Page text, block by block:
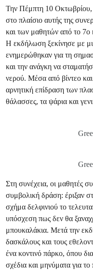
Την Πέμπτη 10
στο πλαίσιο αυτής της
και των μαθητών από το 7ο
Η εκδήλωση ξεκίνησε με
ενημερώθηκαν για τη
και την ανάγκη να
νερού. Μέσα από βίντεο
αρνητική επίδραση των
θάλασσες, τα ψάρια και
Στη συνέχεια, οι μαθητές
συμβολική δράση: έριξαν
σχήμα δελφινιού το
υπόσχεση πως δεν θα
μπουκαλάκια. Μετά την
δασκάλους και τους
ένα κοντινό πάρκο, όπου
σχέδια και μηνύματα για